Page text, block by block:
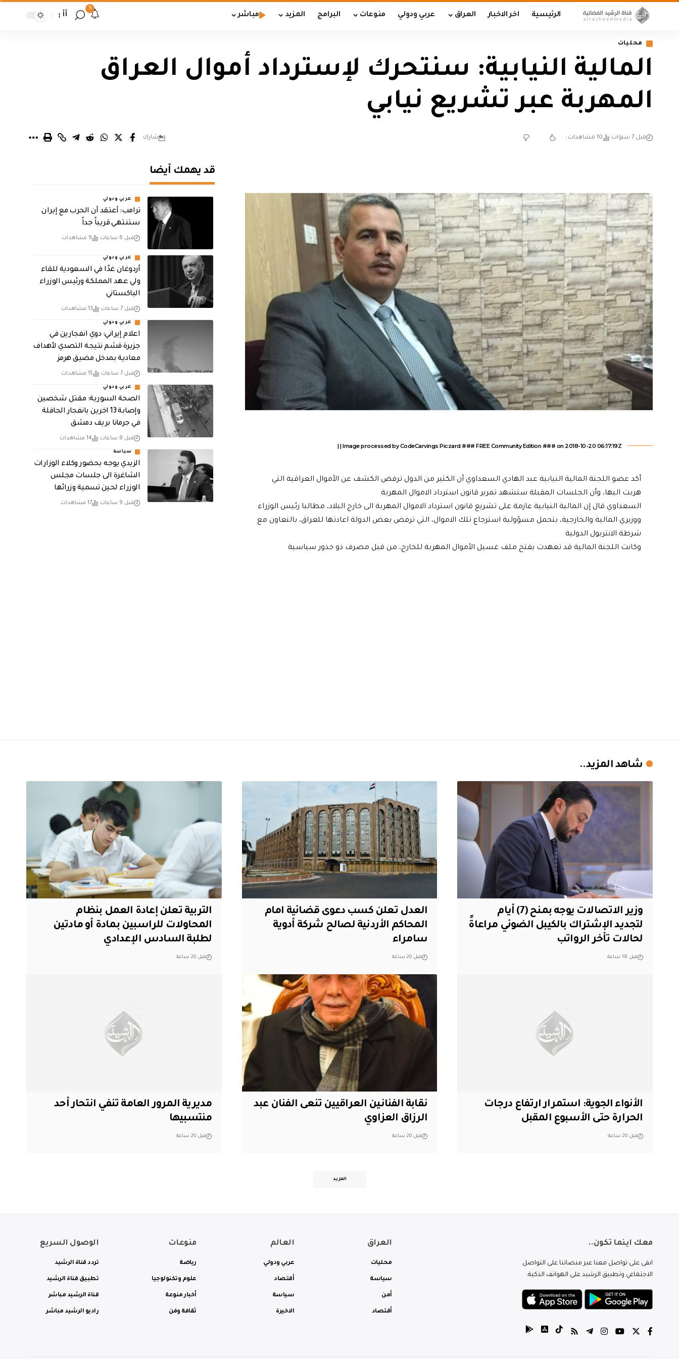
الرئيسية اخر الاخبار العراق عربي ودولي منوعات البرامج المزيد مباشر
9
أأ
محليات
المالية النيابية: سنتحرك لإسترداد أموال العراق
المهربة عبر تشريع نيابي
قبل 7 سنوات 10 مشاهدات شارك
Image processed by CodeCarvings Piczard ### FREE Community Edition ### on 2018-10-20 06:17:19Z | |
أكد عضو اللجنة المالية النيابية عبد الهادي السعداوي أن الكثير من الدول ترفض الكشف عن الأموال العراقية التي
هربت اليها، وأن الجلسات المقبلة ستشهد تمرير قانون استرداد الاموال المهربة
السعداوي قال إن المالية النيابية عازمة على تشريع قانون استرداد الاموال المهربة الى خارج البلاد، مطالبا رئيس الوزراء
ووزيري المالية والخارجية، بتحمل مسؤولية استرجاع تلك الاموال، التي ترفض بعض الدولة اعادتها للعراق، بالتعاون مع
شرطة الانتربول الدولية
وكانت اللجنة المالية قد تعهدت بفتح ملف غسيل الأموال المهربة للخارج، من قبل مصرف ذو جذور سياسية
قد يهمك أيضا
عربي ودولي
‏ترامب: أعتقد أن الحرب مع إيران
ستنتهي قريباً جداً
قبل 6 ساعات 9 مشاهدات
عربي ودولي
أردوغان غدًا في السعودية للقاء
ولي عهد المملكة ورئيس الوزراء
الباكستاني
قبل 7 ساعات 13 مشاهدات
عربي ودولي
اعلام إيراني: دوي انفجارين في
جزيرة قشم نتيجة التصدي لأهداف
معادية بمدخل مضيق هرمز
قبل 7 ساعات 15 مشاهدات
عربي ودولي
الصحة السورية: مقتل شخصين
وإصابة 13 اخرين بانفجار الحافلة
في جرمانا بريف دمشق
قبل 8 ساعات 14 مشاهدات
سياسة
الزيدي يوجه بحضور وكلاء الوزارات
الشاغرة الى جلسات مجلس
الوزراء لحين تسمية وزرائها
قبل 9 ساعات 17 مشاهدات
شاهد المزيد..
وزير الاتصالات يوجه بمنح (7) أيام
لتجديد الإشتراك بالكيبل الضوئي مراعاةً
لحالات تأخر الرواتب
قبل 18 ساعة
العدل تعلن كسب دعوى قضائية امام
المحاكم الأردنية لصالح شركة أدوية
سامراء
قبل 20 ساعة
التربية تعلن إعادة العمل بنظام
المحاولات للراسبين بمادة أو مادتين
لطلبة السادس الإعدادي
قبل 20 ساعة
الأنواء الجوية: استمرار ارتفاع درجات
الحرارة حتى الأسبوع المقبل
قبل 20 ساعة
نقابة الفنانين العراقيين تنعى الفنان عبد
الرزاق العزاوي
قبل 20 ساعة
مديرية المرور العامة تنفي انتحار أحد
منتسبيها
قبل 20 ساعة
المزيد
معك اينما تكون..
ابقى على تواصل معنا عبر منصاتنا على التواصل
الاجتماعي وتطبيق الرشيد على الهواتف الذكية.
العراق
محليات
سياسة
أمن
أقتصاد
العالم
عربي ودولي
أقتصاد
سياسة
الاخيرة
منوعات
رياضة
علوم وتكنولوجيا
أخبار منوعة
ثقافة وفن
الوصول السريع
تردد قناة الرشيد
تطبيق قناة الرشيد
قناة الرشيد مباشر
راديو الرشيد مباشر